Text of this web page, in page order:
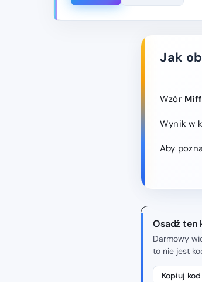
Jak
Wzór
Wynik w
Aby
Osadź ten
Darmowy
to nie jest
Kopiuj